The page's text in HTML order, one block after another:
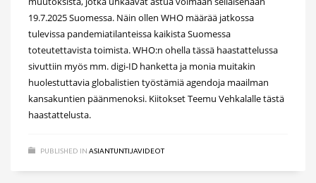
19.7.2025 Suomessa. Näin ollen WHO määrää jatkossa
tulevissa pandemiatilanteissa kaikista Suomessa
toteutettavista toimista. WHO:n ohella tässä haastattelussa
sivuttiin myös mm. digi-ID hanketta ja monia muitakin
huolestuttavia globalistien työstämiä agendoja maailman
kansakuntien päänmenoksi. Kiitokset Teemu Vehkalalle tästä
haastattelusta.
PUBLISHED IN ASIANTUNTIJAVIDEOT